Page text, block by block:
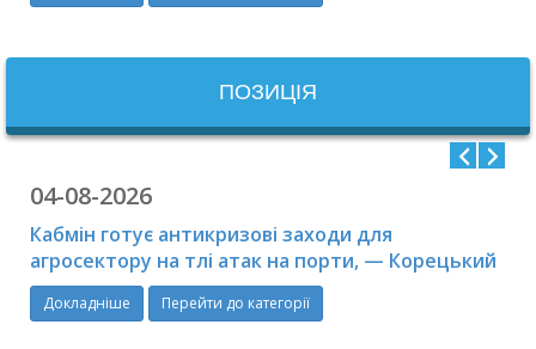
ПОЗИЦІЯ
04-08-2026
Кабмін готує антикризові заходи для
агросектору на тлі атак на порти, — Корецький
Докладніше Перейти до категорії